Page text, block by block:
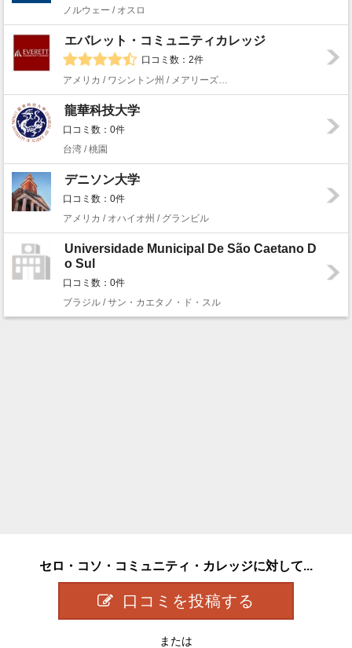
ノルウェー / オスロ
エバレット・コミュニティカレッジ
口コミ数：2件
龍華科技大学
口コミ数：0件
台湾 / 桃園
デニソン大学
口コミ数：0件
アメリカ / オハイオ州 / グランビル
Universidade Municipal De São Caetano D
o Sul
口コミ数：0件
ブラジル / サン・カエタノ・ド・スル
セロ・コソ・コミュニティ・カレッジに対して...
口コミを投稿する
または